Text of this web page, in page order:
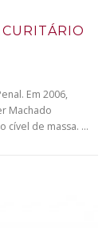
Em 2006,
Machado
cível de massa. …